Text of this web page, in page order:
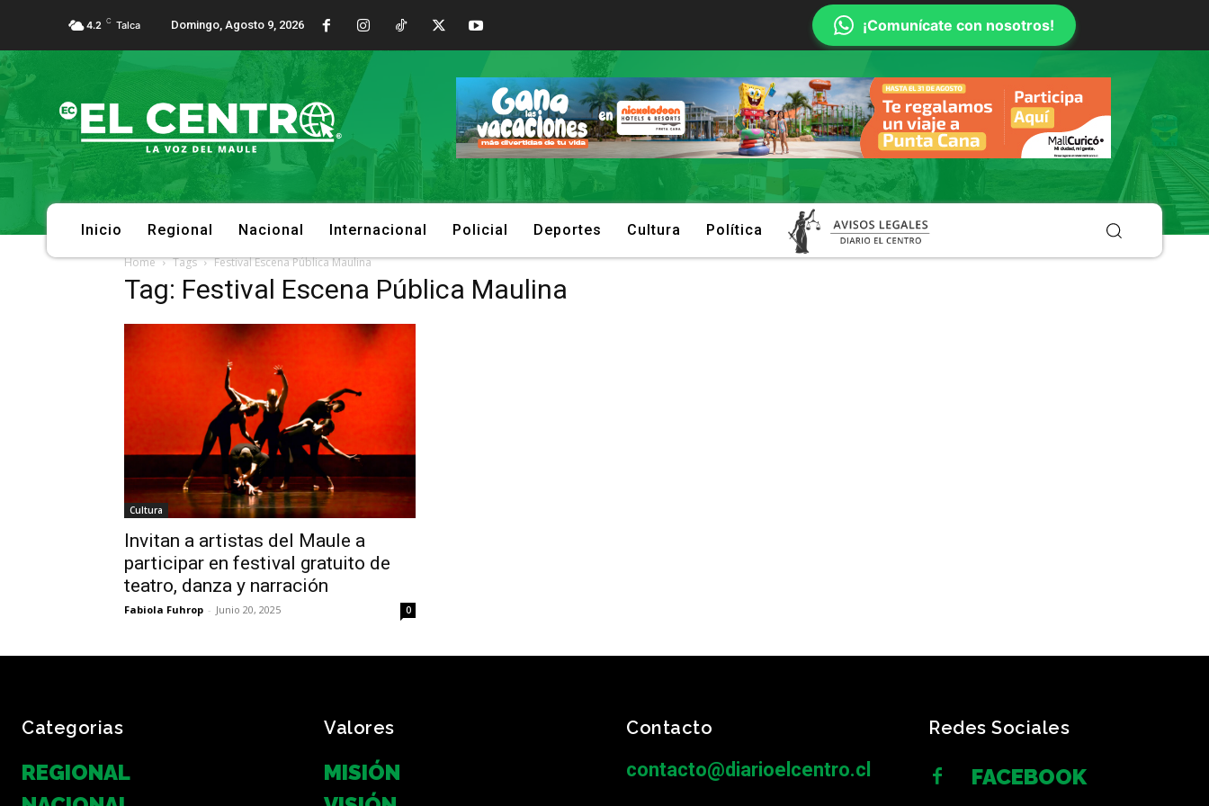
4.2 C Talca Domingo, Agosto 9, 2026 ¡Comunícate con nosotros!
Inicio Regional Nacional Internacional Policial Deportes Cultura Política
Home Tags Festival Escena Pública Maulina
Tag: Festival Escena Pública Maulina
Cultura
Invitan a artistas del Maule a
participar en festival gratuito de
teatro, danza y narración
Fabiola Fuhrop - Junio 20, 2025 0
Categorias
REGIONAL
Valores
MISIÓN
Contacto
contacto@diarioelcentro.cl
Redes Sociales
FACEBOOK